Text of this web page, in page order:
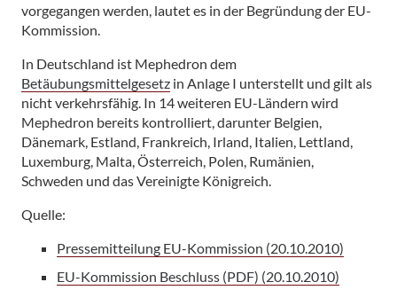
vorgegangen werden, lautet es in der Begründung der EU-
Kommission.
In Deutschland ist Mephedron dem
Betäubungsmittelgesetz in Anlage I unterstellt und gilt als
nicht verkehrsfähig. In 14 weiteren EU-Ländern wird
Mephedron bereits kontrolliert, darunter Belgien,
Dänemark, Estland, Frankreich, Irland, Italien, Lettland,
Luxemburg, Malta, Österreich, Polen, Rumänien,
Schweden und das Vereinigte Königreich.
Quelle:
Pressemitteilung EU-Kommission (20.10.2010)
EU-Kommission Beschluss (PDF) (20.10.2010)